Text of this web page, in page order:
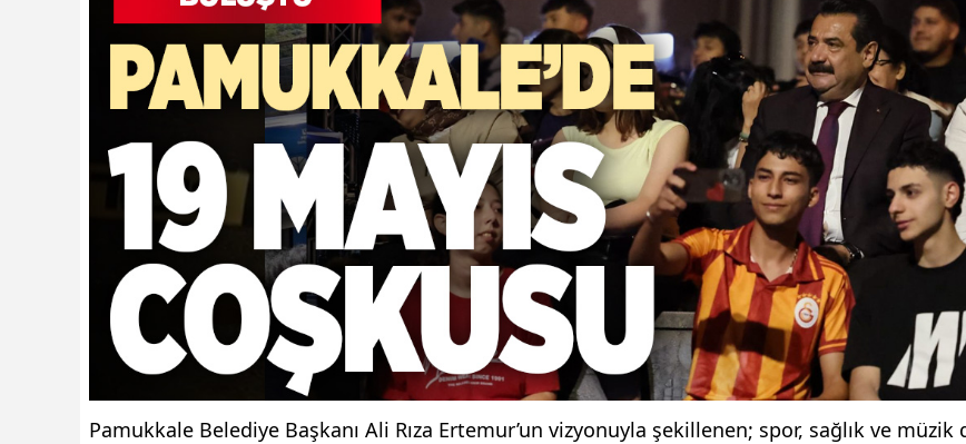
Pamukkale Belediye Başkanı Ali Rıza Ertemur’un vizyonuyla şekillenen; spor, sağlık ve müzik